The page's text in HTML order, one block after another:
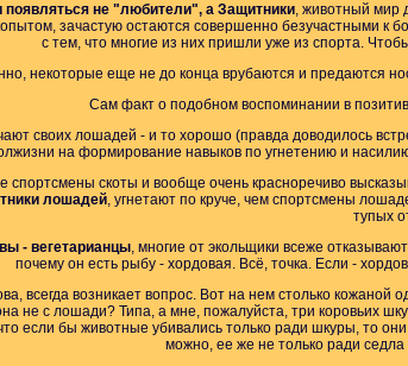
появляться не "любители", а Защитники, животный мир
зачастую остаются совершенно безучастными к
с тем, что многие из них пришли уже из спорта.
некоторые еще не до конца врубаются и предаются
Сам факт о подобном воспоминании в
своих лошадей - и то хорошо (правда доводилось
на формирование навыков по угнетению и
спортсмены скоты и вообще очень красноречиво
лошадей, угнетают по круче, чем спортсмены
тупых
- вегетарианцы, многие от экольщики всеже
почему он есть рыбу - хордовая. Всё, точка. Если -
всегда возникает вопрос. Вот на нем столько
не с лошади? Типа, а мне, пожалуйста, три коровьих
если бы животные убивались только ради шкуры, то
можно, ее же не только ради седла